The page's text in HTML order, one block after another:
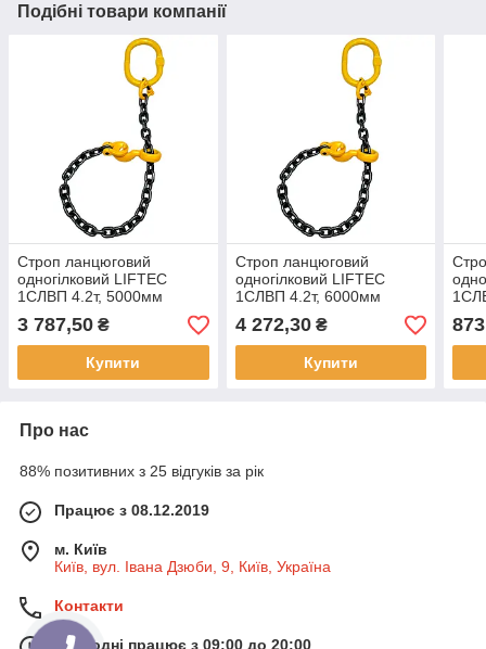
Подібні товари компанії
Строп ланцюговий
одногілковий LIFTEC
1СЛВП 4.2т, 5000мм
3 787,50 ₴
Купити
Строп ланцюговий
одногілковий LIFTEC
1СЛВП 4.2т, 6000мм
4 272,30₴
Купити
Про нас
88% позитивних з 25 відгуків за рік
Працює з 08.12.2019
м. Київ
Київ, вул. Івана Дзюби, 9, Київ, Україна
Контакти
Сьогодні працює з 09:00 до 20:00